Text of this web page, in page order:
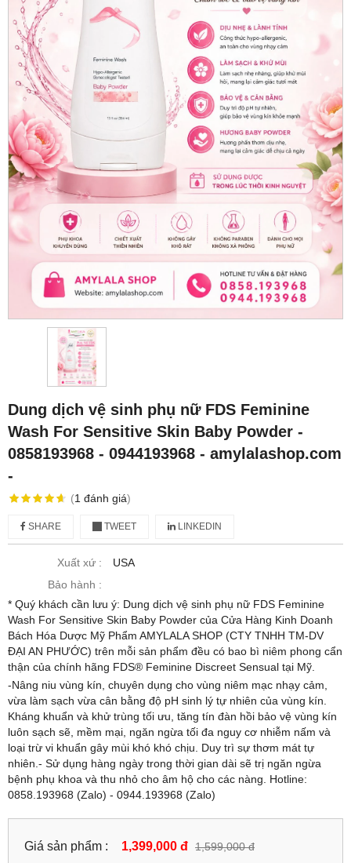
Dung dịch vệ sinh phụ nữ FDS Feminine
Wash For Sensitive Skin Baby Powder -
0858193968 - 0944193968 - amylalashop.com
-
(1 đánh giá)
SHARE TWEET LINKEDIN
Xuất xứ :
USA
Bảo hành :
* Quý khách cần lưu ý: Dung dịch vệ sinh phụ nữ FDS Feminine
Wash For Sensitive Skin Baby Powder của Cửa Hàng Kinh Doanh
Bách Hóa Dược Mỹ Phẩm AMYLALA SHOP (CTY TNHH TM-DV
ĐẠI AN PHƯỚC) trên mỗi sản phẩm đều có bao bì niêm phong cẩn
thận của chính hãng FDS® Feminine Discreet Sensual tại Mỹ.
-Nâng niu vùng kín, chuyên dụng cho vùng niêm mạc nhạy cảm,
vừa làm sạch vừa cân bằng độ pH sinh lý tự nhiên của vùng kín.
Kháng khuẩn và khử trùng tối ưu, tăng tín đàn hồi bảo vệ vùng kín
luôn sạch sẽ, mềm mại, ngăn ngừa tối đa nguy cơ nhiễm nấm và
loại trừ vi khuẩn gây mùi khó khó chịu. Duy trì sự thơm mát tự
nhiên.- Sử dụng hàng ngày trong thời gian dài sẽ trị ngăn ngừa
bệnh phụ khoa và thu nhỏ cho âm hộ cho các nàng. Hotline:
0858.193968 (Zalo) - 0944.193968 (Zalo)
Giá sản phẩm : 1,399,000 đ 1,599,000 đ